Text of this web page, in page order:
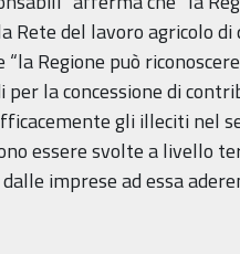
Rete del lavoro agricolo
Regione può
la concessione di
gli illeciti nel
essere svolte a livello
imprese ad essa